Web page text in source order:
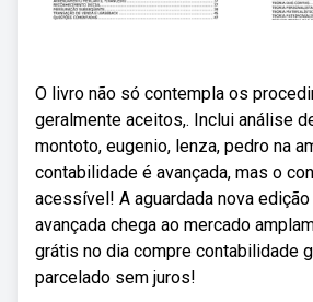
O livro não só contempla os
geralmente aceitos,. Inclui análise
montoto, eugenio, lenza, pedro na
contabilidade é avançada, mas o
acessível! A aguardada nova
avançada chega ao mercado
grátis no dia compre contabilidade
parcelado sem juros!